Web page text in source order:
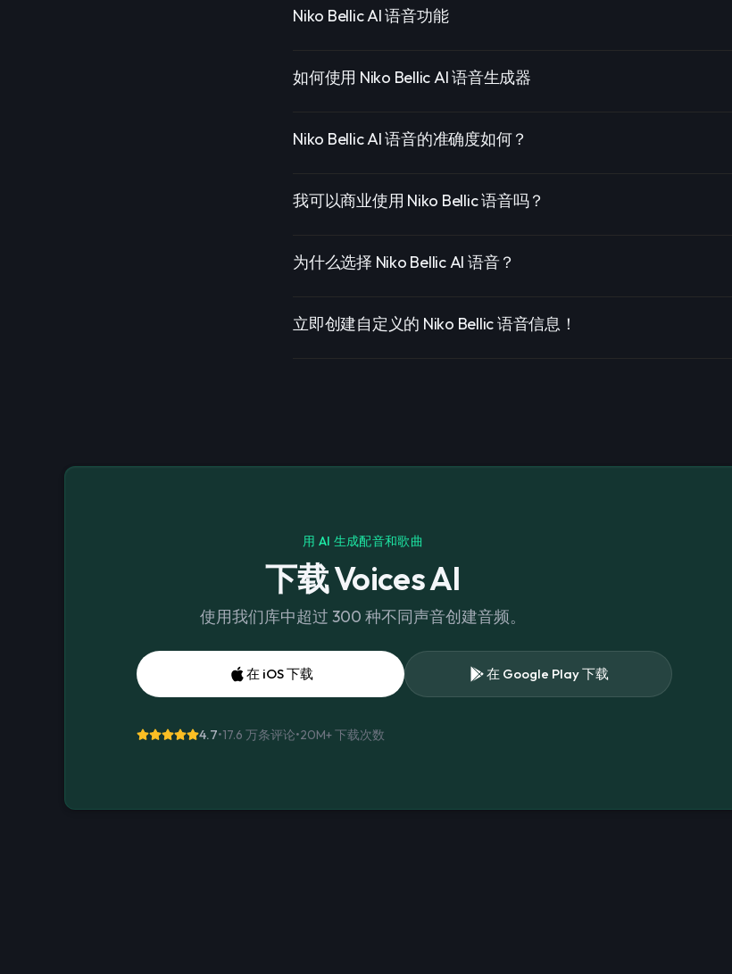
Niko Bellic AI 语音功能
如何使用 Niko Bellic AI 语音生成器
Niko Bellic AI 语音的准确度如何？
我可以商业使用 Niko Bellic 语音吗？
为什么选择 Niko Bellic AI 语音？
立即创建自定义的 Niko Bellic 语音信息！
用 AI 生成配音和歌曲
下载 Voices AI
使用我们库中超过 300 种不同声音创建音频。
在 iOS 下载 在 Google Play 下载
4.7•17.6 万条评论•20M+下载次数